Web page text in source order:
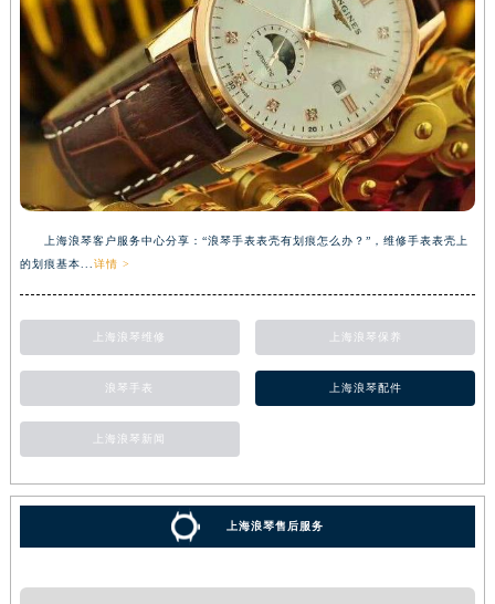
上海浪琴客户服务中心分享：“浪琴手表表壳有划痕怎么办？”，维修手表表壳上
的划痕基本... 详情 >
上海浪琴维修 上海浪琴保养
浪琴手表 上海浪琴配件
上海浪琴新闻
上海浪琴售后服务